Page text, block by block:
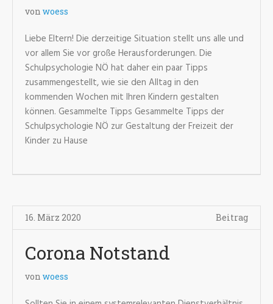
von woess
Liebe Eltern! Die derzeitige Situation stellt uns alle und
vor allem Sie vor große Herausforderungen. Die
Schulpsychologie NÖ hat daher ein paar Tipps
zusammengestellt, wie sie den Alltag in den
kommenden Wochen mit Ihren Kindern gestalten
können. Gesammelte Tipps Gesammelte Tipps der
Schulpsychologie NÖ zur Gestaltung der Freizeit der
Kinder zu Hause
16. März 2020 Beitrag
Corona Notstand
von woess